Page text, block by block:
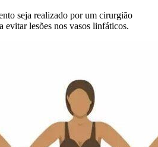
seja realizado por um cirurgião
evitar lesões nos vasos linfáticos.